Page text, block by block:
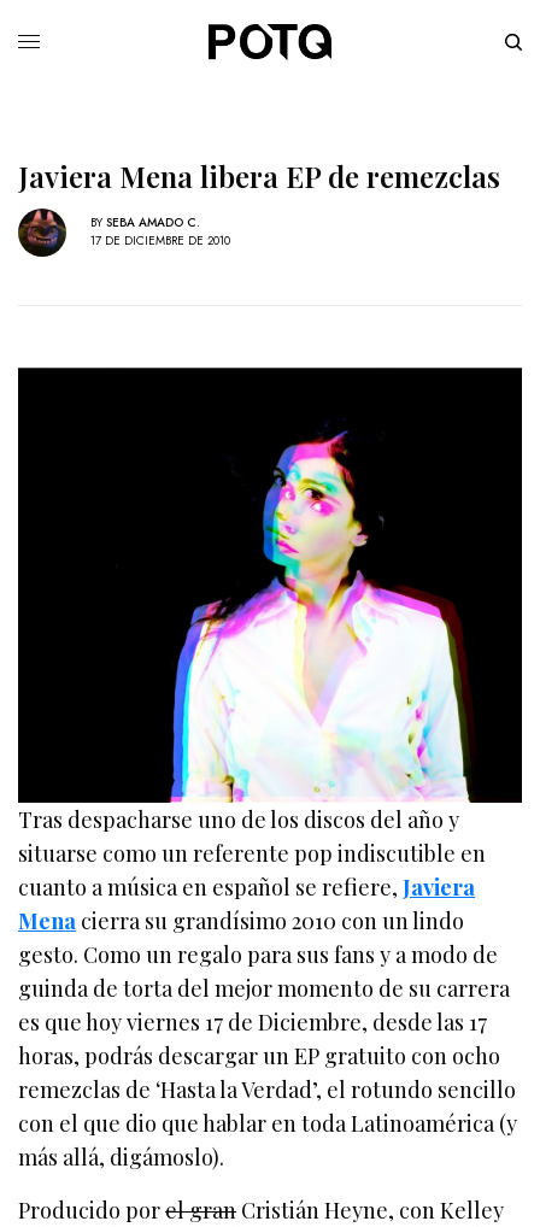
Javiera Mena libera EP de remezclas
BY SEBA AMADO C.
17 DE DICIEMBRE DE 2010
Tras despacharse uno de los discos del año y
situarse como un referente pop indiscutible en
cuanto a música en español se refiere,Javiera
Mena cierra su grandísimo 2010 con un lindo
gesto. Como un regalo para sus fans y a modo de
guinda de torta del mejor momento de su carrera
es que hoy viernes 17 de Diciembre, desde las 17
horas, podrás descargar un EP gratuito con ocho
remezclas de ‘Hasta la Verdad’, el rotundo sencillo
con el que dio que hablar en toda Latinoamérica (y
más allá, digámoslo).
Producido porel gran Cristián Heyne, con Kelley